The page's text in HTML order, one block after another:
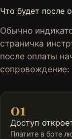
Что будет после
Обычно
страничка
после оплаты
сопровождение:
01
Доступ
Платите в боте